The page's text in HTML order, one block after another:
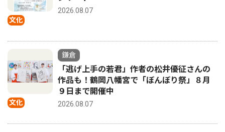
文化
2026.08.07
文化
鎌倉
「逃げ上手の若君」作者の松井優征さんの
作品も！鶴岡八幡宮で「ぼんぼり祭」８月
９日まで開催中
2026.08.07